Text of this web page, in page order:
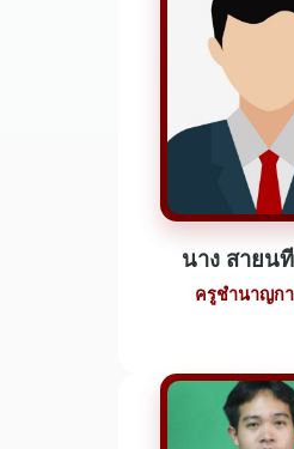
นาง สายน
ครูชำนาญกา